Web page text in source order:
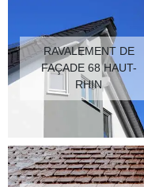
RAVALEMENT DE
FAÇADE 68 HAUT-
RHIN